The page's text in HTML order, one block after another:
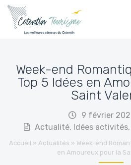
Week-end
Top 5 Idées en
Saint
9 février
Actualité, Idées activités,
Accueil » Actualités » Week-end
en Amoureux pour la